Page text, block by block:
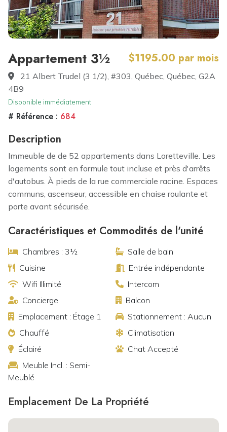
Appartement 3½ $1195.00 par mois
21 Albert Trudel (3 1/2), #303, Québec, Québec, G2A
4B9
Disponible immédiatement
# Référence : 684
Description
Immeuble de de 52 appartements dans Loretteville. Les
logements sont en formule tout incluse et près d'arrêts
d'autobus. À pieds de la rue commerciale racine. Espaces
communs, ascenseur, accessible en chaise roulante et
porte avant sécurisée.
Caractéristiques et Commodités de l'unité
Chambres : 3½
Salle de bain
Cuisine
Entrée indépendante
Wifi Illimité
Intercom
Concierge
Balcon
Emplacement : Étage 1
Stationnement : Aucun
Chauffé
Climatisation
Éclairé
Chat Accepté
Meuble Incl. : Semi-
Meublé
Emplacement De La Propriété